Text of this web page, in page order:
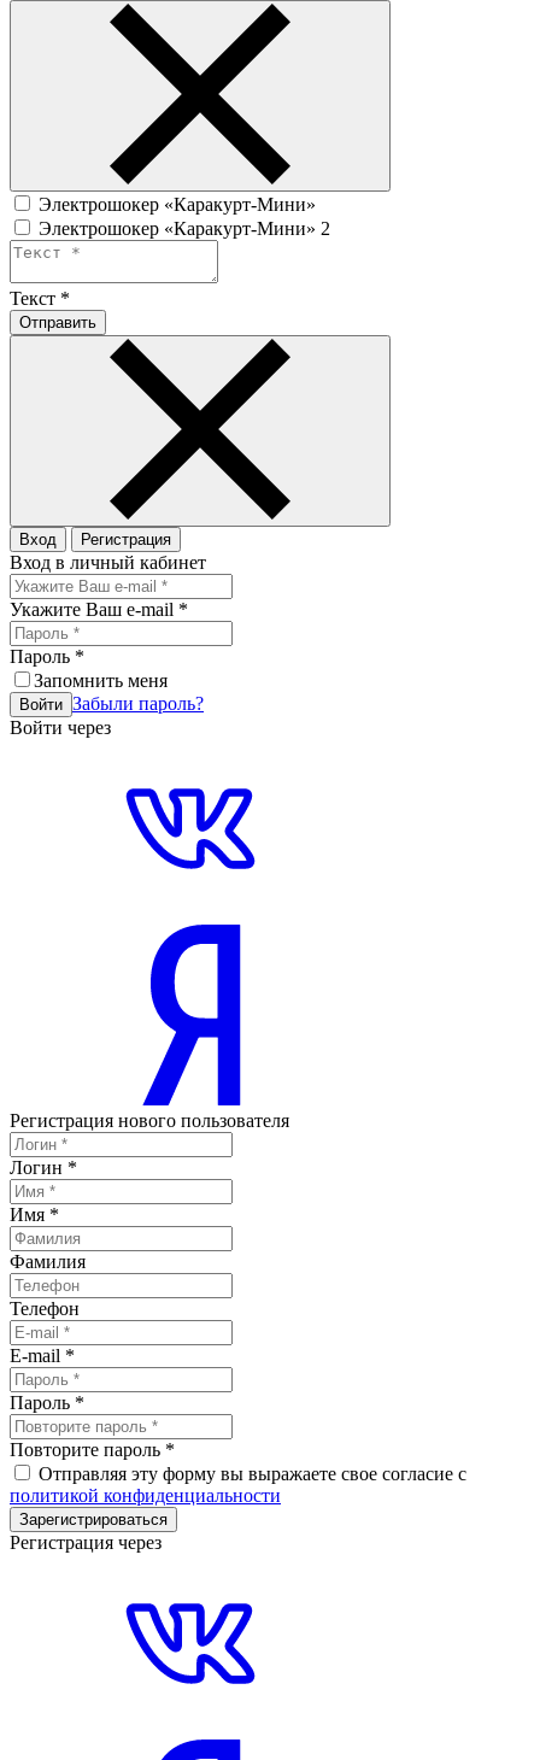
Электрошокер «Каракурт-Мини»
Электрошокер «Каракурт-Мини» 2
Текст *
Отправить
Вход Регистрация
Вход в личный кабинет
Укажите Ваш e-mail *
Пароль *
Запомнить меня
Войти Забыли пароль?
Войти через
Регистрация нового пользователя
Логин *
Имя *
Фамилия
Телефон
E-mail *
Пароль *
Повторите пароль *
Отправляя эту форму вы выражаете свое согласие с
политикой конфиденциальности
Зарегистрироваться
Регистрация через